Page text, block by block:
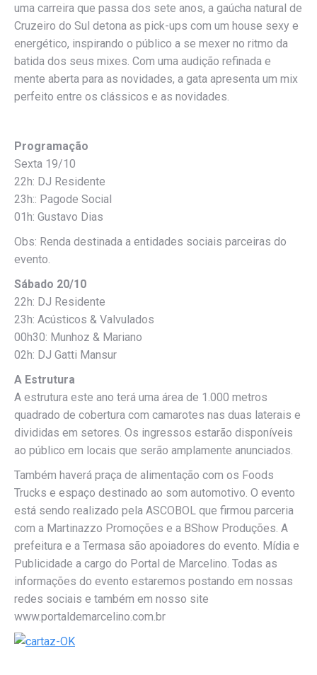
uma carreira que passa dos sete anos, a gaúcha natural de
Cruzeiro do Sul detona as pick-ups com um house sexy e
energético, inspirando o público a se mexer no ritmo da
batida dos seus mixes. Com uma audição refinada e
mente aberta para as novidades, a gata apresenta um mix
perfeito entre os clássicos e as novidades.
Programação
Sexta 19/10
22h: DJ Residente
23h:: Pagode Social
01h: Gustavo Dias
Obs: Renda destinada a entidades sociais parceiras do
evento.
Sábado 20/10
22h: DJ Residente
23h: Acústicos & Valvulados
00h30: Munhoz & Mariano
02h: DJ Gatti Mansur
A Estrutura
A estrutura este ano terá uma área de 1.000 metros
quadrado de cobertura com camarotes nas duas laterais e
divididas em setores. Os ingressos estarão disponíveis
ao público em locais que serão amplamente anunciados.
Também haverá praça de alimentação com os Foods
Trucks e espaço destinado ao som automotivo. O evento
está sendo realizado pela ASCOBOL que firmou parceria
com a Martinazzo Promoções e a BShow Produções. A
prefeitura e a Termasa são apoiadores do evento. Mídia e
Publicidade a cargo do Portal de Marcelino. Todas as
informações do evento estaremos postando em nossas
redes sociais e também em nosso site
www.portaldemarcelino.com.br